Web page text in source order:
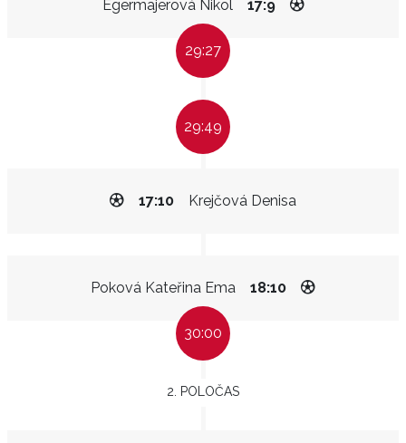
Egermajerová Nikol 17:9
29:27
29:49
Krejčová Denisa
17:10
Poková Kateřina Ema 18:10
30:00
2. POLOČAS